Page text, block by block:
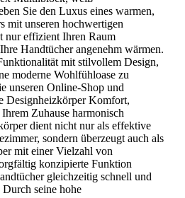
Sie den Luxus eines warmen,
mit unseren hochwertigen
nur effizient Ihren Raum
Handtücher angenehm wärmen.
mit stilvollem Design,
moderne Wohlfühloase zu
unseren Online-Shop und
Designheizkörper Komfort,
Zuhause harmonisch
dient nicht nur als effektive
sondern überzeugt auch als
mit einer Vielzahl von
konzipierte Funktion
gleichzeitig schnell und
seine hohe